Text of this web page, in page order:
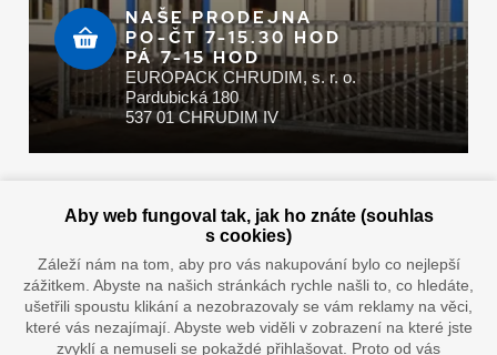
NAŠE PRODEJNA
PO-ČT 7-15.30 HOD
PÁ 7-15 HOD
EUROPACK CHRUDIM, s. r. o.
Pardubická 180
537 01 CHRUDIM IV
Doprava vaším oblíbeným dopravcem
Aby web fungoval tak, jak ho znáte (souhlas
s cookies)
Záleží nám na tom, aby pro vás nakupování bylo co nejlepší
zážitkem. Abyste na našich stránkách rychle našli to, co hledáte,
ušetřili spoustu klikání a nezobrazovaly se vám reklamy na věci,
které vás nezajímají. Abyste web viděli v zobrazení na které jste
zvyklí a nemuseli se pokaždé přihlašovat. Proto od vás